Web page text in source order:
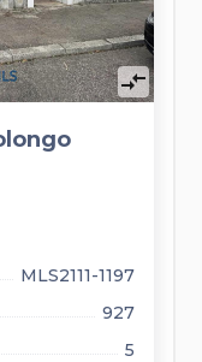
compare_arrows
MLS2111-1197
927
5